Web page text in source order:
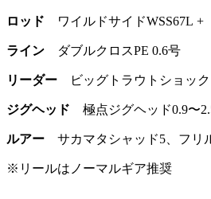
ロッド ワイルドサイドWSS67L +
ライン ダブルクロスPE 0.6号
リーダー ビッグトラウトショッ
ジグヘッド 極点ジグヘッド0.9〜
ルアー サカマタシャッド5、フリ
※リールはノーマルギア推奨